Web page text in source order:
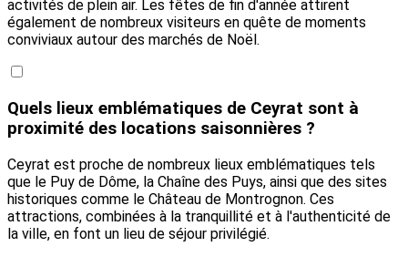
activités de plein air. Les fêtes de fin d'année attirent
également de nombreux visiteurs en quête de moments
conviviaux autour des marchés de Noël.
Quels lieux emblématiques de Ceyrat sont à
proximité des locations saisonnières ?
Ceyrat est proche de nombreux lieux emblématiques tels
que le Puy de Dôme, la Chaîne des Puys, ainsi que des sites
historiques comme le Château de Montrognon. Ces
attractions, combinées à la tranquillité et à l'authenticité de
la ville, en font un lieu de séjour privilégié.